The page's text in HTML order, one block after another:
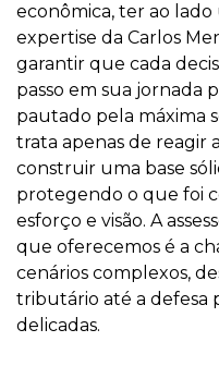
econômica, ter ao
expertise da Carlos
garantir que cada
passo em sua jornada
pautado pela máxima
trata apenas de reagir
construir uma base
protegendo o que foi
esforço e visão. A
que oferecemos é a
cenários complexos,
tributário até a defesa
delicadas.